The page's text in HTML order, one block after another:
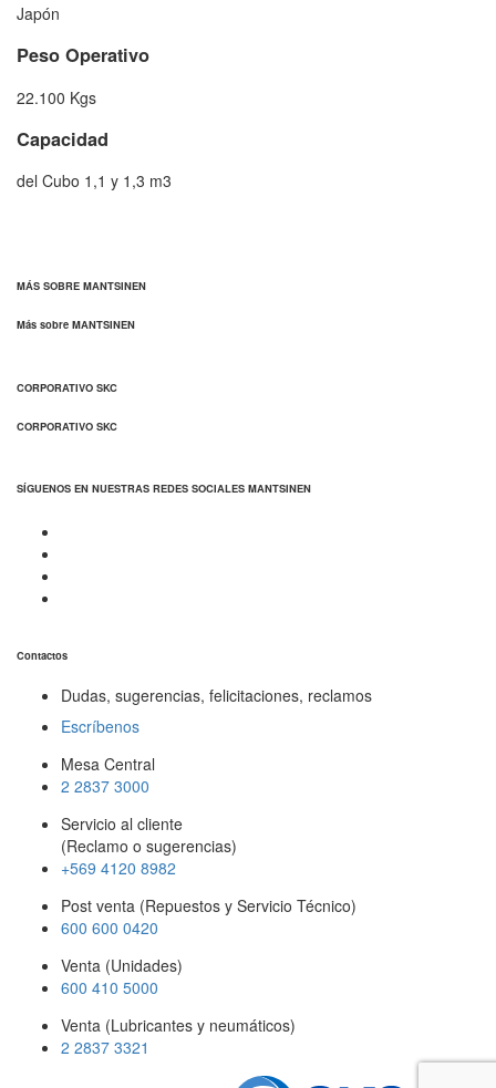
Japón
Peso Operativo
22.100 Kgs
Capacidad
del Cubo 1,1 y 1,3 m3
MÁS SOBRE MANTSINEN
Más sobre MANTSINEN
CORPORATIVO SKC
CORPORATIVO SKC
SÍGUENOS EN NUESTRAS REDES SOCIALES MANTSINEN
Contactos
Dudas, sugerencias, felicitaciones, reclamos
Escríbenos
Mesa Central
2 2837 3000
Servicio al cliente
(Reclamo o sugerencias)
+569 4120 8982
Post venta (Repuestos y Servicio Técnico)
600 600 0420
Venta (Unidades)
600 410 5000
Venta (Lubricantes y neumáticos)
2 2837 3321